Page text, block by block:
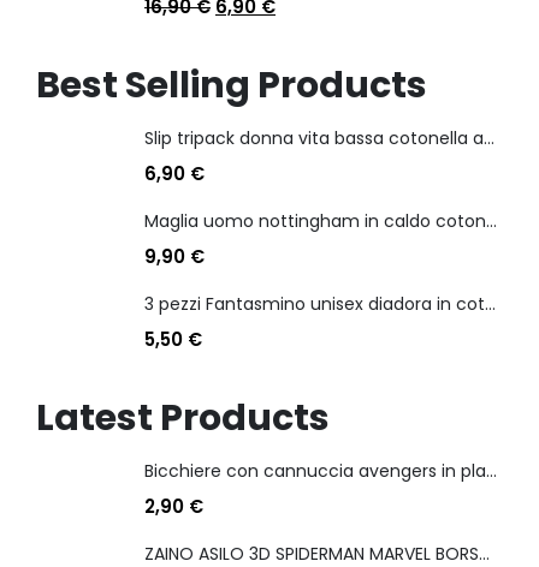
16,90€ 6,90 €
Best Selling Products
Slip tripack donna vita bassa cotonella art 3165 in cotone elasticizzato
6,90 €
Maglia uomo nottingham in caldo cotone scollo a v manica lunga
9,90 €
3 pezzi Fantasmino unisex diadora in cotone mercerizzato tg dalla 35 alla 46
5,50 €
Latest Products
Bicchiere con cannuccia avengers in plastica
2,90 €
ZAINO ASILO 3D SPIDERMAN MARVEL BORSA 31 CM